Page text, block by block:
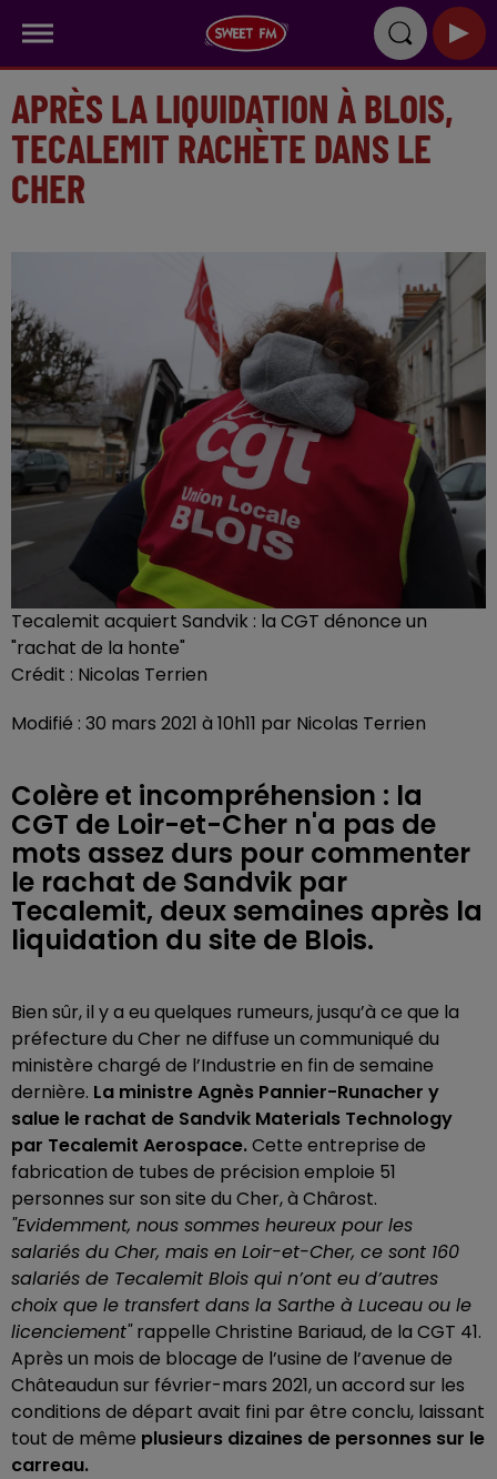
APRÈS LA LIQUIDATION À BLOIS,
TECALEMIT RACHÈTE DANS LE
CHER
Tecalemit acquiert Sandvik : la CGT dénonce un
"rachat de la honte"
Crédit : Nicolas Terrien
Modifié : 30 mars 2021 à 10h11 par Nicolas Terrien
Colère et incompréhension : la
CGT de Loir-et-Cher n'a pas de
mots assez durs pour commenter
le rachat de Sandvik par
Tecalemit, deux semaines après la
liquidation du site de Blois.
Bien sûr, il y a eu quelques rumeurs, jusqu’à ce que la
préfecture du Cher ne diffuse un communiqué du
ministère chargé de l’Industrie en fin de semaine
dernière. La ministre Agnès Pannier-Runacher y
salue le rachat de Sandvik Materials Technology
par Tecalemit Aerospace.Cette entreprise de
fabrication de tubes de précision emploie 51
personnes sur son site du Cher, à Chârost.
"Evidemment, nous sommes heureux pour les
salariés du Cher, mais en Loir-et-Cher, ce sont 160
salariés de Tecalemit Blois qui n’ont eu d’autres
choix que le transfert dans la Sarthe à Luceau ou le
licenciement"rappelle Christine Bariaud, de la CGT 41.
Après un mois de blocage de l’usine de l’avenue de
Châteaudun sur février-mars 2021, un accord sur les
conditions de départ avait fini par être conclu, laissant
tout de même plusieurs dizaines de personnes sur le
carreau.